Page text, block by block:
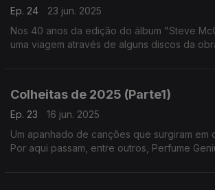
Ep. 24
23 jun. 2025
Nos 40 anos da edição do álbum "Steve
uma viagem através de alguns discos da
Colheitas de 2025 (Parte1)
Ep. 23
16 jun. 2025
Um apanhado de canções que surgiram em
Por aqui passam, entre outros, Perfume